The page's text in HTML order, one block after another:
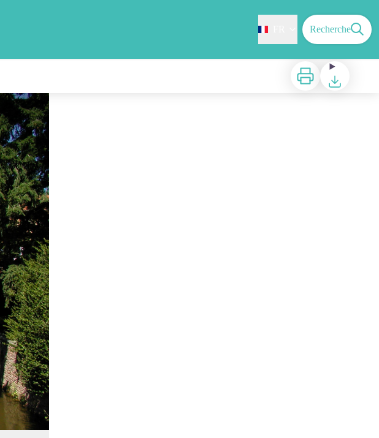
Recherche
Imprimer Télécharger